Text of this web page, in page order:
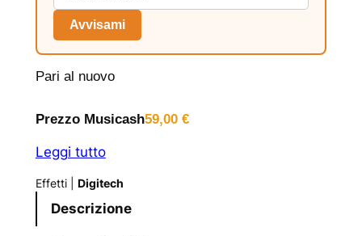
Avvisami
Pari al nuovo
Prezzo Musicash59,00 €
Leggi tutto
Effetti| Digitech
Descrizione